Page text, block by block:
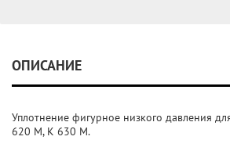
ОПИСАНИЕ
Уплотнение фигурное низкого давления
620 M, K 630 M.